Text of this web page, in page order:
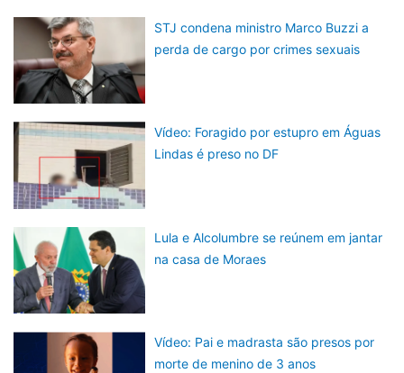
STJ condena ministro Marco Buzzi a
perda de cargo por crimes sexuais
Vídeo: Foragido por estupro em Águas
Lindas é preso no DF
Lula e Alcolumbre se reúnem em jantar
na casa de Moraes
Vídeo: Pai e madrasta são presos por
morte de menino de 3 anos